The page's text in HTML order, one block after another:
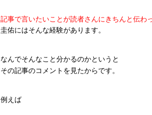
記事で言いたいことが読者さんにきちんと伝わ
圭佑にはそんな経験があります。
なんでそんなこと分かるのかというと
その記事のコメントを見たからです。
例えば